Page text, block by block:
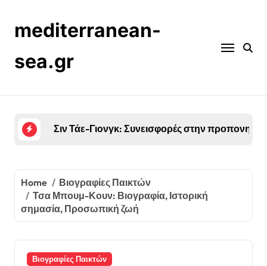
contentmediterranean-
sea.gr
Jung Woo-Young: Ιστορία ζωής, Πρώτες
Home
Βιογραφίες Παικτών
Τσα Μπουμ-Κουν: Βιογραφία, Ιστορική
σημασία, Προσωπική ζωή
Βιογραφίες Παικτών